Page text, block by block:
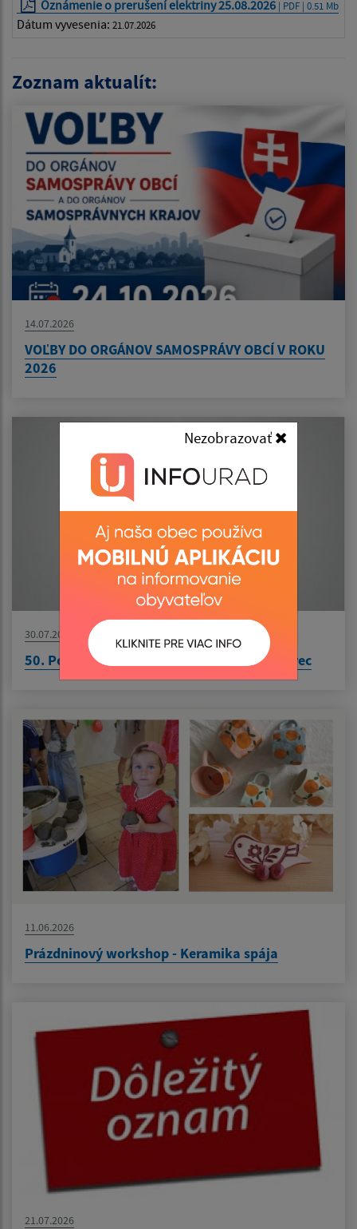
Nezobrazovať
Oznámenie o prerušení elektriny 25.08.2026 | PDF | 0.51 Mb
Dátum vyvesenia: 21.07.2026
Zoznam aktualít:
14.07.2026
VOĽBY DO ORGÁNOV SAMOSPRÁVY OBCÍ V ROKU
2026
30.07.2026
50. Podroháčske folklórne slávnosti - Zuberec
11.06.2026
Prázdninový workshop - Keramika spája
21.07.2026